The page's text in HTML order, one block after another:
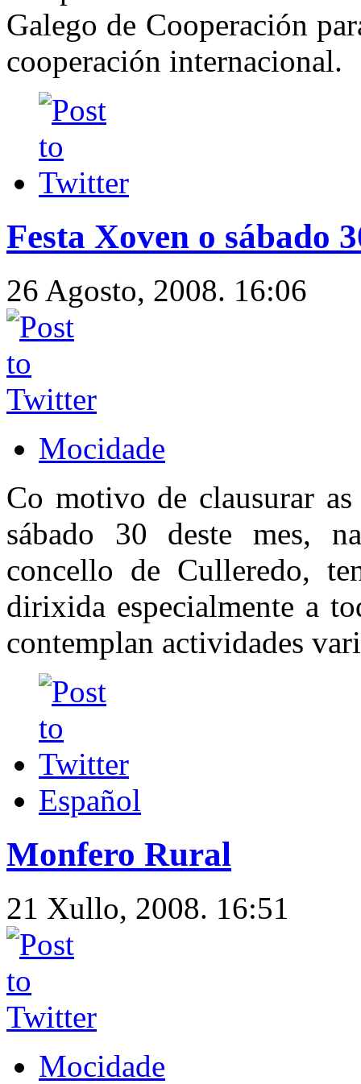
Galego de Cooperación
cooperación internacional.
Festa Xoven o sábado
26 Agosto, 2008. 16:06
Mocidade
Co motivo de clausurar
sábado 30 deste mes,
concello de Culleredo,
dirixida especialmente a
contemplan actividades
Español
Monfero Rural
21 Xullo, 2008. 16:51
Mocidade